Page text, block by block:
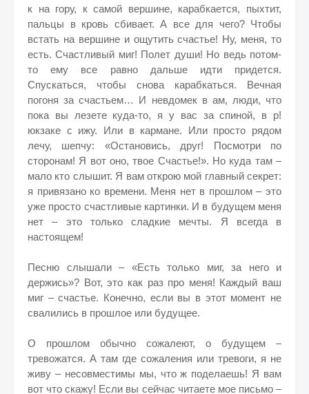
к на гору, к самой вершине, карабкается, пыхтит,
пальцы в кровь сбивает. А все для чего? Чтобы
встать на вершине и ощутить счастье! Ну, меня, то
есть. Счастливый миг! Полет души! Но ведь потом-
то ему все равно дальше идти придется.
Спускаться, чтобы снова карабкаться. Вечная
погоня за счастьем… И невдомек в ам, люди, что
пока вы лезете куда-то, я у вас за спиной, в р!
юкзаке с ижу. Или в кармане. Или просто рядом
лечу, шепчу: «Остановись, друг! Посмотри по
сторонам! Я вот оно, твое Счастье!». Но куда там –
мало кто слышит. Я вам открою мой главный секрет:
я привязано ко времени. Меня нет в прошлом – это
уже просто счастливые картинки. И в будущем меня
нет – это только сладкие мечты. Я всегда в
настоящем!
Песню слышали – «Есть только миг, за него и
держись»? Вот, это как раз про меня! Каждый ваш
миг – счастье. Конечно, если вы в этот момент не
свалились в прошлое или будущее.
О прошлом обычно сожалеют, о будущем –
тревожатся. А там где сожаления или тревоги, я не
живу – несовместимы мы, что ж поделаешь! Я вам
вот что скажу! Если вы сейчас читаете мое письмо –